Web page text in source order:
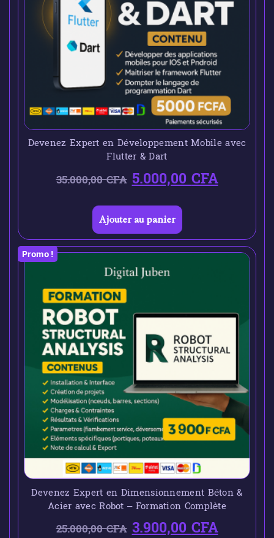
Devenez Expert en Développement Mobile avec
Flutter & Dart
35.000,00CFA 5.000,00CFA
Ajouter au panier
Promo !
Devenez Expert en Dimensionnement Béton &
Acier avec Robot – Formation Complète
25.000,00CFA 3.900,00CFA